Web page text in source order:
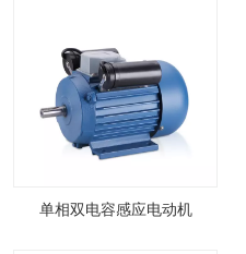
单相双电容感应电动机